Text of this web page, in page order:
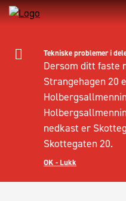
Tekniske problemer i
Dersom ditt faste
Strangehagen 20
nedkast er
Skottegaten 20.
OK - Lukk